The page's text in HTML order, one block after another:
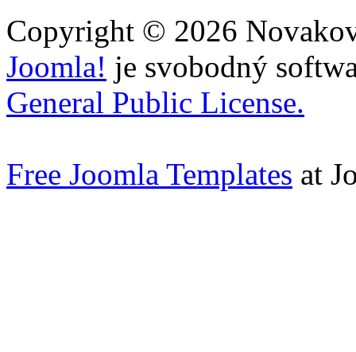
Copyright © 2026
Joomla! je svobodný
General Public License.
Free Joomla Templates at